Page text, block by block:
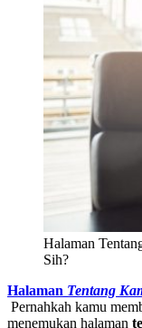
Halaman
Sih?
Halaman Tentang
Pernahkah kamu
menemukan halaman